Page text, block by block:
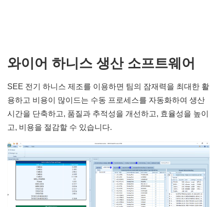
와이어 하니스 생산 소프트웨어
SEE 전기 하니스 제조를 이용하면 팀의 잠재력을 최대한 활
용하고 비용이 많이드는 수동 프로세스를 자동화하여 생산
시간을 단축하고, 품질과 추적성을 개선하고, 효율성을 높이
고, 비용을 절감할 수 있습니다.